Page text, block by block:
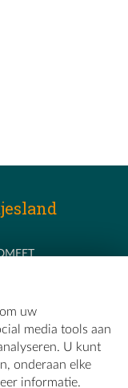
uw
media tools aan
U kunt
onderaan elke
informatie.